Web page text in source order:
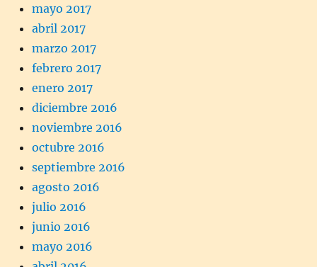
mayo 2017
abril 2017
marzo 2017
febrero 2017
enero 2017
diciembre 2016
noviembre 2016
octubre 2016
septiembre 2016
agosto 2016
julio 2016
junio 2016
mayo 2016